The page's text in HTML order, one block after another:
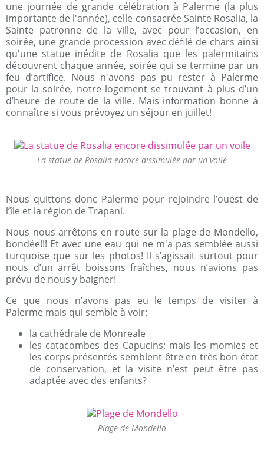
une journée de grande célébration à Palerme (la plus
importante de l'année), celle consacrée Sainte Rosalia, la
Sainte patronne de la ville, avec pour l’occasion, en
soirée, une grande procession avec défilé de chars ainsi
qu'une statue inédite de Rosalia que les palermitains
découvrent chaque année, soirée qui se termine par un
feu d’artifice. Nous n'avons pas pu rester à Palerme
pour la soirée, notre logement se trouvant à plus d’un
d’heure de route de la ville. Mais information bonne à
connaître si vous prévoyez un séjour en juillet!
La statue de Rosalia encore dissimulée par un voile
Nous quittons donc Palerme pour rejoindre l’ouest de
l’île et la région de Trapani.
Nous nous arrêtons en route sur la plage de Mondello,
bondée!!! Et avec une eau qui ne m'a pas semblée aussi
turquoise que sur les photos! Il s’agissait surtout pour
nous d’un arrêt boissons fraîches, nous n’avions pas
prévu de nous y baigner!
Ce que nous n’avons pas eu le temps de visiter à
Palerme mais qui semble à voir:
la cathédrale de Monreale
les catacombes des Capucins: mais les momies et
les corps présentés semblent être en très bon état
de conservation, et la visite n’est peut être pas
adaptée avec des enfants?
Plage de Mondello